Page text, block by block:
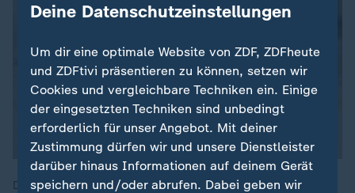
Das Internet ist voll mit Tipps zur Teppichreinigung - doch
Deine Datenschutzeinstellungen
Um dir eine optimale Website von ZDF, ZDFheute
und ZDFtivi präsentieren zu können, setzen wir
Cookies und vergleichbare Techniken ein. Einige
der eingesetzten Techniken sind unbedingt
erforderlich für unser Angebot. Mit deiner
Zustimmung dürfen wir und unsere Dienstleister
darüber hinaus Informationen auf deinem Gerät
speichern und/oder abrufen. Dabei geben wir